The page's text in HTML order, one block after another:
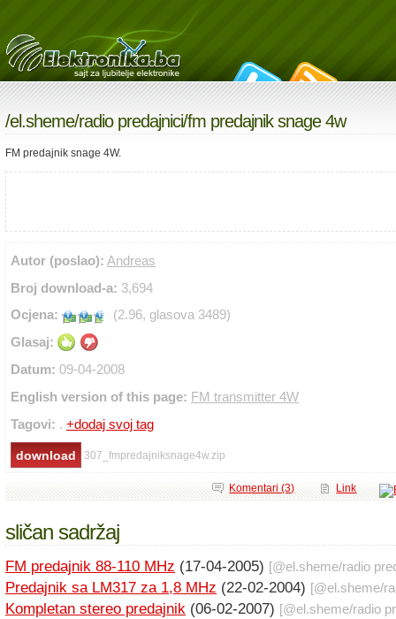
/el.sheme/radio predajnici/fm predajnik snage 4w
FM predajnik snage 4W.
Autor (poslao): Andreas
Broj download-a: 3,694
Ocjena:
(2.96, glasova 3489)
Glasaj:
Datum: 09-04-2008
English version of this page: FM transmitter 4W
Tagovi: . +dodaj svoj tag
307_fmpredajniksnage4w.zip
Link
Komentari (3)
sličan sadržaj
FM predajnik 88-110 MHz (17-04-2005) [@el.sheme/radio
Predajnik sa LM317 za 1,8 MHz (22-02-2004) [@el.sheme/
Kompletan stereo predajnik (06-02-2007) [@el.sheme/radio